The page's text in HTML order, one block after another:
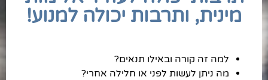
מינית, ותרבות יכולה למנוע!
למה זה קורה ובאילו תנאים?
מה ניתן לעשות לפני או חלילה אחרי?